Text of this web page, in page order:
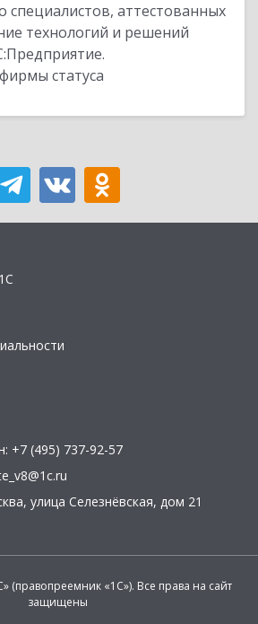
специалистов, аттестованных
технологий и решений
статуса
+7 (495) 737-92-57
, улица Селезнёвская, дом 21
(правопреемник «1С»). Все права на сайт
защищены